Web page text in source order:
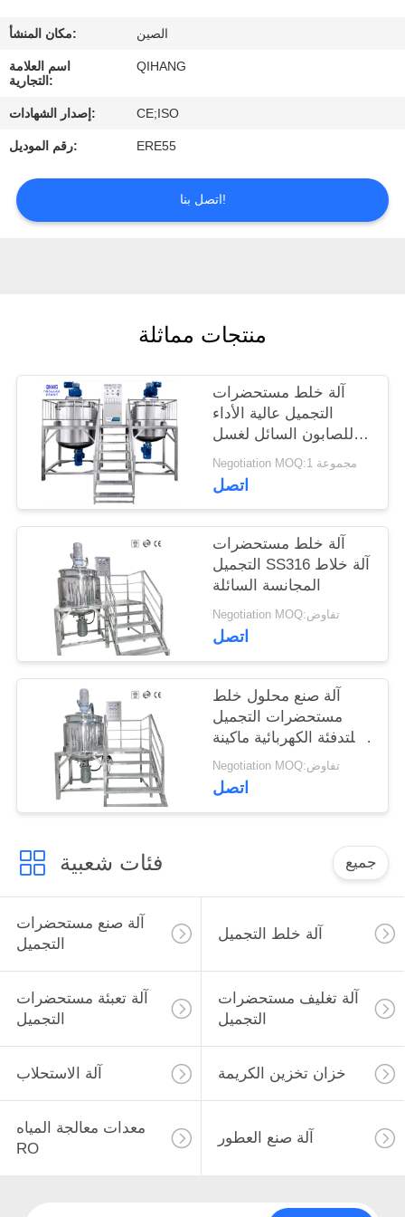
الجودة
اتصل
بنا
اطلب
اقتباس
مكان المنشأ: الصين
اسم العلامة
التجارية:
QIHANG
إصدار الشهادات: CE;ISO
رقم الموديل: ERE55
اتصل بنا!
منتجات مماثلة
آلة خلط مستحضرات
التجميل عالية الأداء
للصابون السائل لغسل
اليدين
Negotiation MOQ:1 مجموعة
اتصل
آلة خلط مستحضرات
التجميل SS316 آلة خلاط
المجانسة السائلة
Negotiation MOQ:تفاوض
اتصل
آلة صنع محلول خلط
مستحضرات التجميل
للتدفئة الكهربائية ماكينة
خلط وعاء الخلط المغلف
بالدبابات
Negotiation MOQ:تفاوض
اتصل
فئات شعبية جميع
آلة صنع مستحضرات
التجميل
آلة خلط التجميل
آلة تعبئة مستحضرات
التجميل
آلة تغليف مستحضرات
التجميل
آلة الاستحلاب خزان تخزين الكريمة
معدات معالجة المياه
RO
آلة صنع العطور